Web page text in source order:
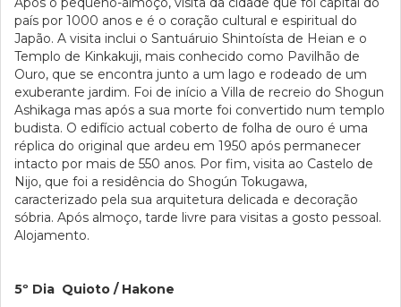
país por 1000 anos e é o coração cultural e espiritual do
Japão. A visita inclui o Santuáruio Shintoísta de Heian e o
Templo de Kinkakuji, mais conhecido como Pavilhão de
Ouro, que se encontra junto a um lago e rodeado de um
exuberante jardim. Foi de início a Villa de recreio do Shogun
Ashikaga mas após a sua morte foi convertido num templo
budista. O edifício actual coberto de folha de ouro é uma
réplica do original que ardeu em 1950 após permanecer
intacto por mais de 550 anos. Por fim, visita ao Castelo de
Nijo, que foi a residência do Shogún Tokugawa,
caracterizado pela sua arquitetura delicada e decoração
sóbria. Após almoço, tarde livre para visitas a gosto pessoal.
Alojamento.
5º Dia Quioto / Hakone